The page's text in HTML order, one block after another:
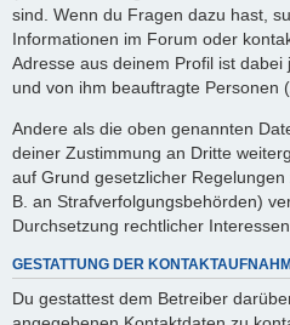
sind. Wenn du Fragen dazu hast,
Informationen im Forum oder
Adresse aus deinem Profil ist
und von ihm beauftragte Personen
Andere als die oben genannten
deiner Zustimmung an Dritte
auf Grund gesetzlicher
B. an Strafverfolgungsbehörden)
Durchsetzung rechtlicher
GESTATTUNG DER
Du gestattest dem Betreiber